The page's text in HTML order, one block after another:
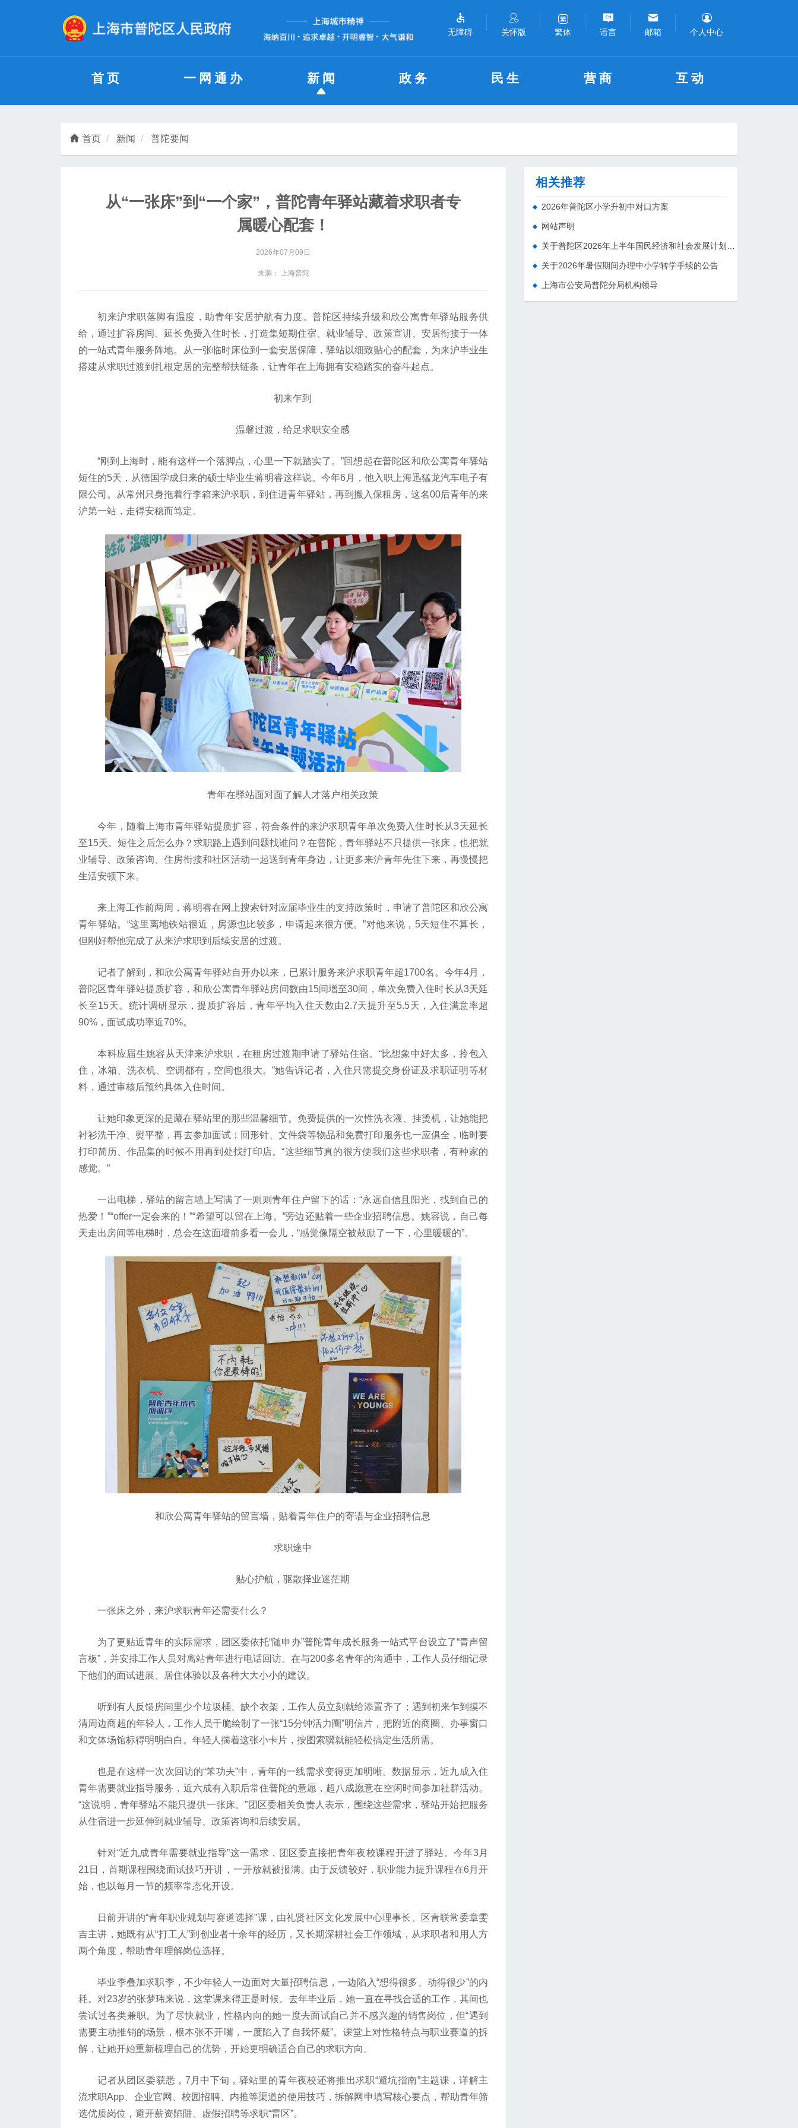
无障碍 关怀版 繁体 语言 邮箱 个人中心
首页 一网通办 新闻 政务 民生 营商 互动
首页 新闻 普陀要闻
从“一张床”到“一个家”，普陀青年驿站藏着求职者专
属暖心配套！
2026年07月09日
来源： 上海普陀
初来沪求职落脚有温度，助青年安居护航有力度。普陀区持续升级和欣公寓青年驿站服务供
给，通过扩容房间、延长免费入住时长，打造集短期住宿、就业辅导、政策宣讲、安居衔接于一体
的一站式青年服务阵地。从一张临时床位到一套安居保障，驿站以细致贴心的配套，为来沪毕业生
搭建从求职过渡到扎根定居的完整帮扶链条，让青年在上海拥有安稳踏实的奋斗起点。
初来乍到
温馨过渡，给足求职安全感
“刚到上海时，能有这样一个落脚点，心里一下就踏实了。”回想起在普陀区和欣公寓青年驿站
短住的5天，从德国学成归来的硕士毕业生蒋明睿这样说。今年6月，他入职上海迅猛龙汽车电子有
限公司。从常州只身拖着行李箱来沪求职，到住进青年驿站，再到搬入保租房，这名00后青年的来
沪第一站，走得安稳而笃定。
青年在驿站面对面了解人才落户相关政策
今年，随着上海市青年驿站提质扩容，符合条件的来沪求职青年单次免费入住时长从3天延长
至15天。短住之后怎么办？求职路上遇到问题找谁问？在普陀，青年驿站不只提供一张床，也把就
业辅导、政策咨询、住房衔接和社区活动一起送到青年身边，让更多来沪青年先住下来，再慢慢把
生活安顿下来。
来上海工作前两周，蒋明睿在网上搜索针对应届毕业生的支持政策时，申请了普陀区和欣公寓
青年驿站。“这里离地铁站很近，房源也比较多，申请起来很方便。”对他来说，5天短住不算长，
但刚好帮他完成了从来沪求职到后续安居的过渡。
记者了解到，和欣公寓青年驿站自开办以来，已累计服务来沪求职青年超1700名。今年4月，
普陀区青年驿站提质扩容，和欣公寓青年驿站房间数由15间增至30间，单次免费入住时长从3天延
长至15天。统计调研显示，提质扩容后，青年平均入住天数由2.7天提升至5.5天，入住满意率超
90%，面试成功率近70%。
本科应届生姚容从天津来沪求职，在租房过渡期申请了驿站住宿。“比想象中好太多，拎包入
住，冰箱、洗衣机、空调都有，空间也很大。”她告诉记者，入住只需提交身份证及求职证明等材
料，通过审核后预约具体入住时间。
让她印象更深的是藏在驿站里的那些温馨细节。免费提供的一次性洗衣液、挂烫机，让她能把
衬衫洗干净、熨平整，再去参加面试；回形针、文件袋等物品和免费打印服务也一应俱全，临时要
打印简历、作品集的时候不用再到处找打印店。“这些细节真的很方便我们这些求职者，有种家的
感觉。”
一出电梯，驿站的留言墙上写满了一则则青年住户留下的话：“永远自信且阳光，找到自己的
热爱！”“offer一定会来的！”“希望可以留在上海。”旁边还贴着一些企业招聘信息。姚容说，自己每
天走出房间等电梯时，总会在这面墙前多看一会儿，“感觉像隔空被鼓励了一下，心里暖暖的”。
和欣公寓青年驿站的留言墙，贴着青年住户的寄语与企业招聘信息
求职途中
贴心护航，驱散择业迷茫期
一张床之外，来沪求职青年还需要什么？
为了更贴近青年的实际需求，团区委依托“随申办”普陀青年成长服务一站式平台设立了“青声留
言板”，并安排工作人员对离站青年进行电话回访。在与200多名青年的沟通中，工作人员仔细记录
下他们的面试进展、居住体验以及各种大大小小的建议。
听到有人反馈房间里少个垃圾桶、缺个衣架，工作人员立刻就给添置齐了；遇到初来乍到摸不
清周边商超的年轻人，工作人员干脆绘制了一张“15分钟活力圈”明信片，把附近的商圈、办事窗口
和文体场馆标得明明白白。年轻人揣着这张小卡片，按图索骥就能轻松搞定生活所需。
也是在这样一次次回访的“笨功夫”中，青年的一线需求变得更加明晰。数据显示，近九成入住
青年需要就业指导服务，近六成有入职后常住普陀的意愿，超八成愿意在空闲时间参加社群活动。
“这说明，青年驿站不能只提供一张床。”团区委相关负责人表示，围绕这些需求，驿站开始把服务
从住宿进一步延伸到就业辅导、政策咨询和后续安居。
针对“近九成青年需要就业指导”这一需求，团区委直接把青年夜校课程开进了驿站。今年3月
21日，首期课程围绕面试技巧开讲，一开放就被报满。由于反馈较好，职业能力提升课程在6月开
始，也以每月一节的频率常态化开设。
日前开讲的“青年职业规划与赛道选择”课，由礼贤社区文化发展中心理事长、区青联常委章雯
吉主讲，她既有从“打工人”到创业者十余年的经历，又长期深耕社会工作领域，从求职者和用人方
两个角度，帮助青年理解岗位选择。
毕业季叠加求职季，不少年轻人一边面对大量招聘信息，一边陷入“想得很多、动得很少”的内
耗。对23岁的张梦玮来说，这堂课来得正是时候。去年毕业后，她一直在寻找合适的工作，其间也
尝试过各类兼职。为了尽快就业，性格内向的她一度去面试自己并不感兴趣的销售岗位，但“遇到
需要主动推销的场景，根本张不开嘴，一度陷入了自我怀疑”。课堂上对性格特点与职业赛道的拆
解，让她开始重新梳理自己的优势，开始更明确适合自己的求职方向。
记者从团区委获悉，7月中下旬，驿站里的青年夜校还将推出求职“避坑指南”主题课，详解主
流求职App、企业官网、校园招聘、内推等渠道的使用技巧，拆解网申填写核心要点，帮助青年筛
选优质岗位，避开薪资陷阱、虚假招聘等求职“雷区”。
相关推荐
2026年普陀区小学升初中对口方案
网站声明
关于2026年暑假期间办理中小学转学手续的公告
上海市公安局普陀分局机构领导